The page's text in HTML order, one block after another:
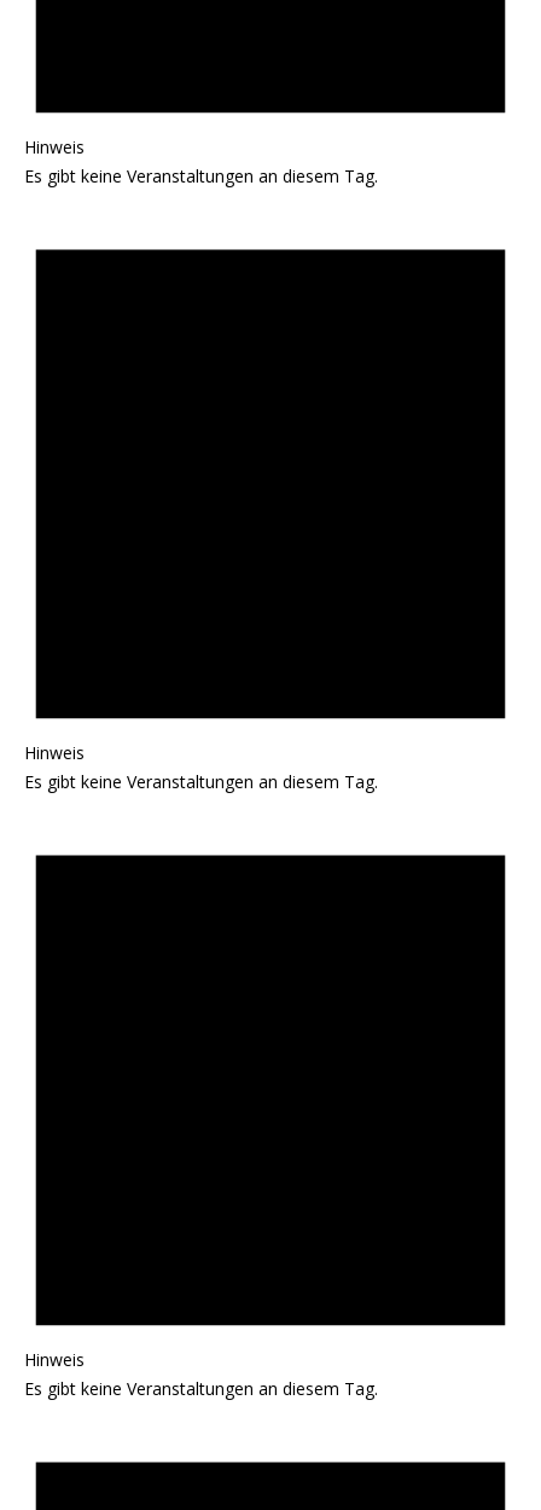
Hinweis
Es gibt keine Veranstaltungen an diesem Tag.
Hinweis
Es gibt keine Veranstaltungen an diesem Tag.
Hinweis
Es gibt keine Veranstaltungen an diesem Tag.